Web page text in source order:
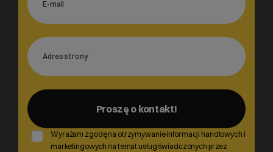
Wyrażam zgodę na otrzymywanie informacji handlowych i
marketingowych na temat usług świadczonych przez
Proszę o kontakt!